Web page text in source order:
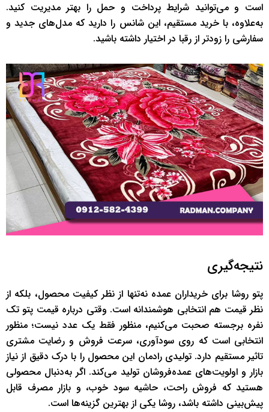
است و می‌توانید شرایط پرداخت و حمل را بهتر مدیریت کنید.
به‌علاوه، با خرید مستقیم، این شانس را دارید که مدل‌های جدید و
سفارشی را زودتر از رقبا در اختیار داشته باشید.
نتیجه‌گیری
پتو روشا برای خریداران عمده نه‌تنها از نظر کیفیت محصول، بلکه از
نظر قیمت هم انتخابی هوشمندانه است. وقتی درباره قیمت پتو تک
نفره برجسته صحبت می‌کنیم، منظور فقط یک عدد نیست؛ منظور
انتخابی است که روی سودآوری، سرعت فروش و رضایت مشتری
تاثیر مستقیم دارد. تولیدی رادمان این محصول را با درک دقیق از نیاز
بازار و اولویت‌های عمده‌فروشان تولید می‌کند. اگر به‌دنبال محصولی
هستید که فروش راحت، حاشیه سود خوب، و بازار مصرف قابل
پیش‌بینی داشته باشد، روشا یکی از بهترین گزینه‌ها است.